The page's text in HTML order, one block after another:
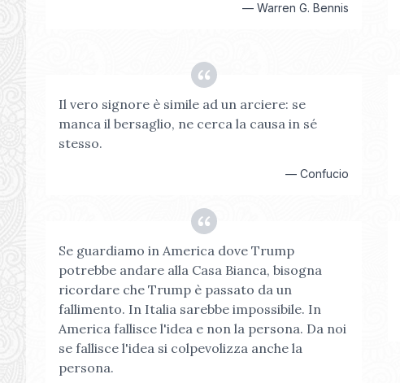
—Warren G. Bennis
Il vero signore è simile ad un arciere: se
manca il bersaglio, ne cerca la causa in sé
stesso.
—Confucio
Se guardiamo in America dove Trump
potrebbe andare alla Casa Bianca, bisogna
ricordare che Trump è passato da un
fallimento. In Italia sarebbe impossibile. In
America fallisce l'idea e non la persona. Da noi
se fallisce l'idea si colpevolizza anche la
persona.